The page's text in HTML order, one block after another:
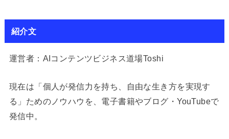
紹介文
運営者：AIコンテンツビジネス道場Toshi
現在は「個人が発信力を持ち、自由な生き方を実現す
る」ためのノウハウを、電子書籍やブログ・YouTubeで
発信中。